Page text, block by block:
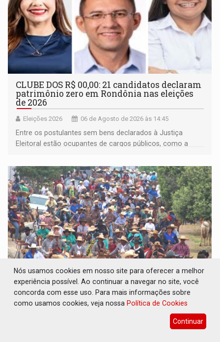
CLUBE DOS R$ 00,00: 21 candidatos declaram
patrimônio zero em Rondônia nas eleições
de 2026
Eleições 2026 06 de Agosto de 2026 às 14:45
Entre os postulantes sem bens declarados à Justiça
Eleitoral estão ocupantes de cargos públicos, como a
Pedro Geovar (PP) e a vice-prefeita Magna dos Anjos
(NOVO)
INTERIOR: Ouro Preto do Oeste realiza
Cavalgada da Expo Show Norte neste sábado
Tradicional desfile de cavaleiros e amazonas abre a
Nós usamos cookies em nosso site para oferecer a melhor
experiência possível. Ao continuar a navegar no site, você
concorda com esse uso. Para mais informações sobre
como usamos cookies, veja nossa Política de Cookies
Continuar